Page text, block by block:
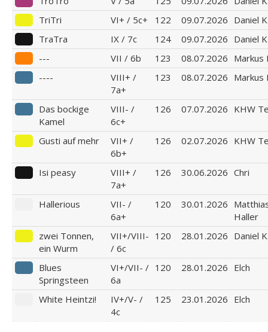
TriTri
VI+ / 5c+ 122 09.07.2026 Daniel
TraTra
IX / 7c 124 09.07.2026 Daniel
---
VII / 6b 123 08.07.2026 Markus
----
VIII+ /
7a+
123 08.07.2026 Markus
Das bockige
Kamel
VIII- /
6c+
126 07.07.2026 KHW
Gusti auf mehr
VII+ /
6b+
126 02.07.2026 KHW
Isi peasy
VIII+ /
7a+
126 30.06.2026 Chri
Hallerious
VII- /
6a+
120 30.01.2026
Haller
zwei Tonnen,
ein Wurm
VII+/VIII-
/ 6c
120 28.01.2026 Daniel
Blues
Springsteen
VI+/VII- /
6a
120 28.01.2026 Elch
White Heintzi!
IV+/V- /
4c
125 23.01.2026 Elch